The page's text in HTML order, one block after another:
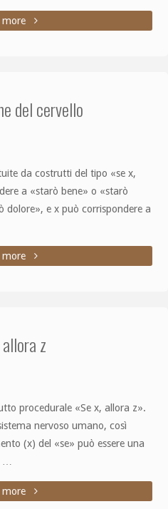
more
del cervello
da costrutti del tipo «se x,
a «starò bene» o «starò
dolore», e x può corrispondere a
more
z
procedurale «Se x, allora z».
nervoso umano, così
(x) del «se» può essere una
…
more